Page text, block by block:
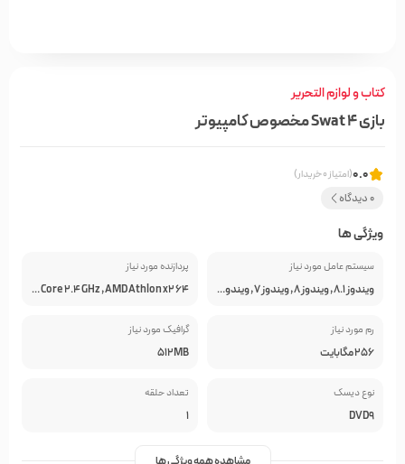
کتاب و لوازم التحریر
بازی Swat 4 مخصوص کامپیوتر
0.0(امتیاز 0 خریدار)
0 دیدگاه
ویژگی ها
سیستم عامل مورد نیاز
ویندوز 8.1 , ویندوز 8 , ویندوز 7 , ویندوز ویستا , ویندوز XP , ویندوز 10
پردازنده مورد نیاز
intel Dual Core 2.4 GHz , AMD Athlon x2 64
رم مورد نیاز
256 مگابایت
گرافیک مورد نیاز
512MB
نوع دیسک
DVD9
تعداد حلقه
1